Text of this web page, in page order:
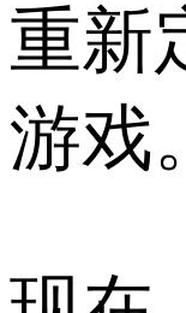
重新
游戏。